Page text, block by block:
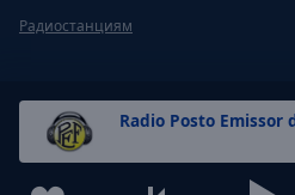
Radio Posto Emissor
Радиостанциям